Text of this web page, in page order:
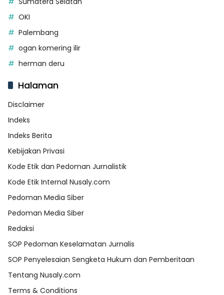
OKI
Palembang
ogan komering ilir
herman deru
Halaman
Disclaimer
Indeks
Indeks Berita
Kebijakan Privasi
Kode Etik dan Pedoman Jurnalistik
Kode Etik Internal Nusaly.com
Pedoman Media Siber
Pedoman Media Siber
Redaksi
SOP Pedoman Keselamatan Jurnalis
SOP Penyelesaian Sengketa Hukum dan Pemberitaan
Tentang Nusaly.com
Terms & Conditions